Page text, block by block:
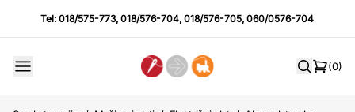
Tel:018/575-773,018/576-704,018/576-705,060/0576-704
(0)